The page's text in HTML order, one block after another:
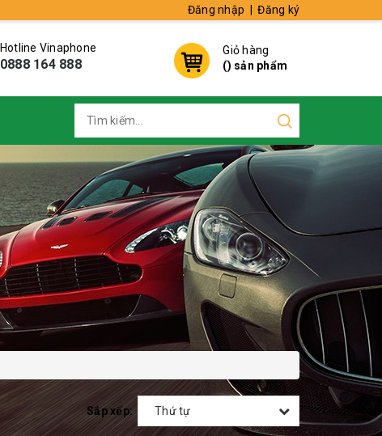
Đăng nhập Đăng ký
Hotline Vinaphone
0888 164 888
Giỏ hàng
() sản phẩm
Sắp xếp: Thứ tự